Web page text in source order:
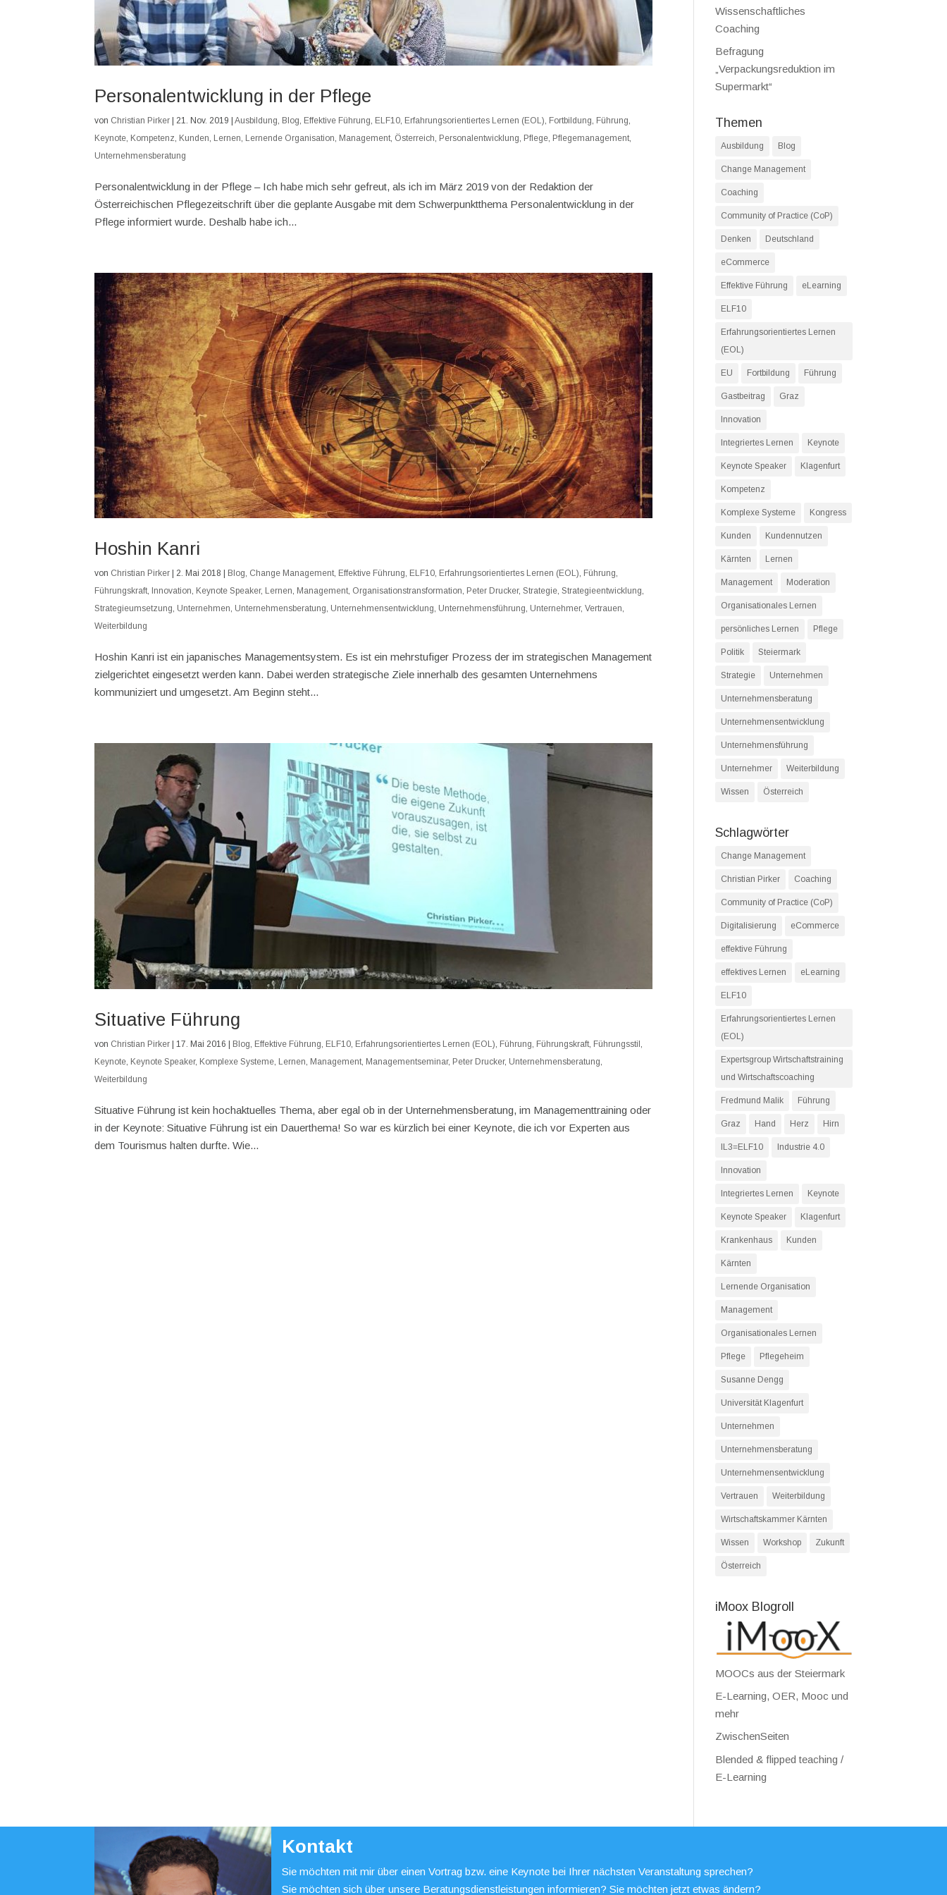
Personalentwicklung in der Pflege
von Christian Pirker | 21. Nov. 2019 |Ausbildung Blog Effektive Führung ELF10 Erfahrungsorientiertes Lernen (EOL) Fortbildung Führung
Keynote Kompetenz Kunden Lernen Lernende Organisation Management Österreich Personalentwicklung Pflege Pflegemanagement
Unternehmensberatung
Personalentwicklung in der Pflege – Ich habe mich sehr gefreut, als ich im März 2019 von der Redaktion der
Österreichischen Pflegezeitschrift über die geplante Ausgabe mit dem Schwerpunktthema Personalentwicklung in der
Pflege informiert wurde. Deshalb habe ich...
Hoshin Kanri
von Christian Pirker 2. Mai 2018 Blog, Change Management, Effektive Führung, ELF10, Erfahrungsorientiertes Lernen (EOL), Führung,
Führungskraft, Innovation, Keynote Speaker, Lernen, Management, Organisationstransformation, Peter Drucker,Strategie,Strategieentwicklung,
Strategieumsetzung, Unternehmen, Unternehmensberatung, Unternehmensentwicklung, Unternehmensführung, Unternehmer,Vertrauen,
Weiterbildung
Hoshin Kanri ist ein japanisches Managementsystem. Es ist ein mehrstufiger Prozess der im strategischen Management
zielgerichtet eingesetzt werden kann. Dabei werden strategische Ziele innerhalb des gesamten Unternehmens
kommuniziert und umgesetzt. Am Beginn steht...
Situative Führung
von Christian Pirker | 17. Mai 2016 | Blog Effektive Führung ELF10 Erfahrungsorientiertes Lernen (EOL) Führung Führungskraft Führungsstil
Keynote Keynote Speaker, Komplexe Systeme Lernen Management Managementseminar, Peter Drucker, Unternehmensberatung
Weiterbildung
Situative Führung ist kein hochaktuelles Thema, aber egal ob in der Unternehmensberatung, im Managementtraining oder
in der Keynote: Situative Führung ist ein Dauerthema! So war es kürzlich bei einer Keynote, die ich vor Experten aus
dem Tourismus halten durfte. Wie...
Wissenschaftliches
Coaching
Befragung
„Verpackungsreduktion im
Supermarkt“
Themen
Ausbildung Blog
Change Management
Coaching
Community of Practice (CoP)
Denken Deutschland
eCommerce
Effektive Führung eLearning
ELF10
Erfahrungsorientiertes Lernen
(EOL)
EU Fortbildung Führung
Gastbeitrag Graz
Innovation
Integriertes Lernen Keynote
Keynote Speaker Klagenfurt
Kompetenz
Komplexe Systeme Kongress
Kunden Kundennutzen
Kärnten Lernen
Management Moderation
Organisationales Lernen
persönliches Lernen Pflege
Politik Steiermark
Strategie Unternehmen
Unternehmensberatung
Unternehmensentwicklung
Unternehmensführung
Unternehmer Weiterbildung
Wissen Österreich
Schlagwörter
Change Management
Christian Pirker Coaching
Community of Practice (CoP)
Digitalisierung eCommerce
effektive Führung
effektives Lernen eLearning
ELF10
Erfahrungsorientiertes Lernen
(EOL)
Expertsgroup Wirtschaftstraining
und Wirtschaftscoaching
Fredmund Malik Führung
Graz Hand Herz Hirn
IL3=ELF10 Industrie 4.0
Innovation
Integriertes Lernen Keynote
Keynote Speaker Klagenfurt
Krankenhaus Kunden
Kärnten
Lernende Organisation
Management
Organisationales Lernen
Pflege Pflegeheim
Susanne Dengg
Universität Klagenfurt
Unternehmen
Unternehmensberatung
Unternehmensentwicklung
Vertrauen Weiterbildung
Wirtschaftskammer Kärnten
Wissen Workshop Zukunft
Österreich
iMoox Blogroll
MOOCs aus der Steiermark
E-Learning, OER, Mooc und
mehr
ZwischenSeiten
Blended & flipped teaching /
E-Learning
Kontakt
Sie möchten mit mir über einen Vortrag bzw. eine Keynote bei Ihrer nächsten Veranstaltung sprechen?
Sie möchten sich über unsere Beratungsdienstleistungen informieren? Sie möchten jetzt etwas ändern?